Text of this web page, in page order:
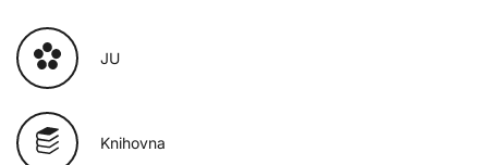
JU
Knihovna